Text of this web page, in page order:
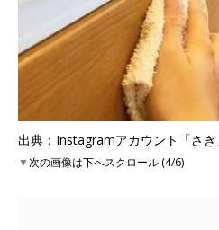
出典：Instagramアカウント「さき
▼次の画像は下へスクロール (4/6)